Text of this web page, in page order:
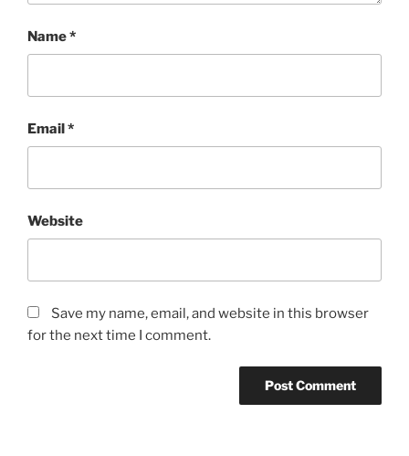
Name*
Email*
Website
Save my name, email, and website in this browser
for the next time I comment.